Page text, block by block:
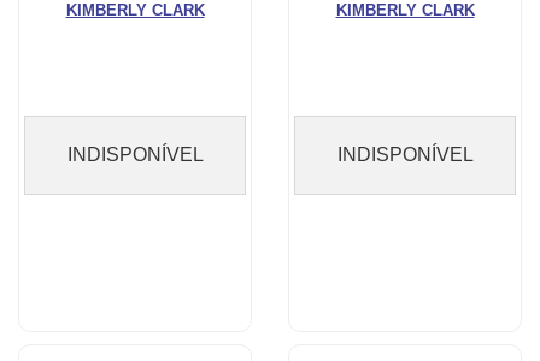
KIMBERLY CLARK
INDISPONÍVEL
KIMBERLY CLARK
INDISPONÍVEL